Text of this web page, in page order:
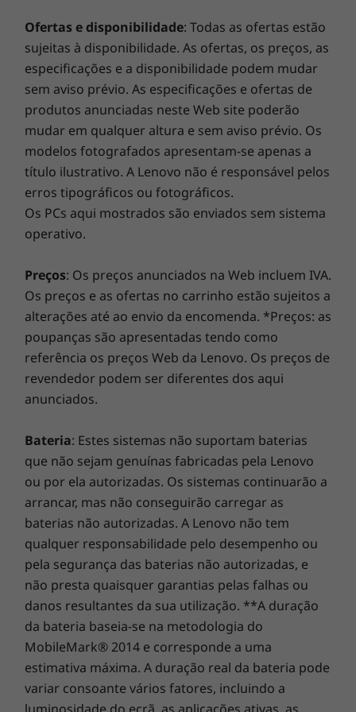
simples sorriso.
Compre este PC e obtenha uma
atualização Gratuita para o Windows 11
quando estiver disponível.1
1O plano de disponibilização da atualização de
versão está a ser finalizado e está agendado
para começar no final de 2021, que se
atributos dos ficheiros, a configuração do sistema e os ambientes operativos; as
velocidades reais poderão variar e poderão ser inferiores às esperadas.
Fonte de alimentação (PSU)
90 W
Software pré-carregado
Lenovo Vantage
Versão de avaliação do McAfee®LiveSafee™
Versão de avaliação do Microsoft Office 365
-2x USB-A 2.0
80%. Os nossos especialistas em tecnologia, equipados
com os diagnósticos de vanguarda da Lenovo, detetam
danos ocultos para oferecer uma garantia total!
Smart Performance
O Lenovo Smart Performance irá melhorar a sua
experiência informática! Injete mais potência no seu
computador para obter um funcionamento fluido e
arranques incrivelmente rápidos. Desfrute de uma
experiência de Internet mais rápida e fiável com
conectividade melhorada. Proteja o seu investimento
adware, o malware e outras ameaças. Liberte o
potencial de uma viagem virtual emocionante!
Ofertas e disponibilidade: Todas as ofertas estão
sujeitas à disponibilidade. As ofertas, os preços, as
especificações e a disponibilidade podem mudar
sem aviso prévio. As especificações e ofertas de
produtos anunciadas neste Web site poderão
mudar em qualquer altura e sem aviso prévio. Os
modelos fotografados apresentam-se apenas a
título ilustrativo. A Lenovo não é responsável pelos
erros tipográficos ou fotográficos.
Os PCs aqui mostrados são enviados sem sistema
operativo.
Preços: Os preços anunciados na Web incluem IVA.
Os preços e as ofertas no carrinho estão sujeitos a
alterações até ao envio da encomenda. *Preços: as
poupanças são apresentadas tendo como
referência os preços Web da Lenovo. Os preços de
revendedor podem ser diferentes dos aqui
anunciados.
Bateria: Estes sistemas não suportam baterias
que não sejam genuínas fabricadas pela Lenovo
ou por ela autorizadas. Os sistemas continuarão a
arrancar, mas não conseguirão carregar as
baterias não autorizadas. A Lenovo não tem
qualquer responsabilidade pelo desempenho ou
pela segurança das baterias não autorizadas, e
não presta quaisquer garantias pelas falhas ou
danos resultantes da sua utilização. **A duração
da bateria baseia-se na metodologia do
MobileMark® 2014 e corresponde a uma
estimativa máxima. A duração real da bateria pode
variar consoante vários fatores, incluindo a